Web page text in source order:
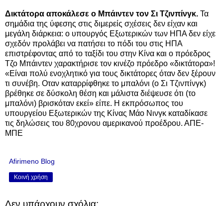
Δικτάτορα αποκάλεσε ο Μπάιντεν τον Σι Τζινπίνγκ. Τα
σημάδια της ύφεσης στις διμερείς σχέσεις δεν είχαν και
μεγάλη διάρκεια: ο υπουργός Εξωτερικών των ΗΠΑ δεν είχε
σχεδόν προλάβει να πατήσει το πόδι του στις ΗΠΑ
επιστρέφοντας από το ταξίδι του στην Κίνα και ο πρόεδρος
Τζο Μπάιντεν χαρακτήρισε τον κινέζο πρόεδρο «δικτάτορα»!
«Είναι πολύ ενοχλητικό για τους δικτάτορες όταν δεν ξέρουν
τι συνέβη. Οταν καταρρίφθηκε το μπαλόνι (ο Σι Τζινπίνγκ)
βρέθηκε σε δύσκολη θέση και μάλιστα διέψευσε ότι (το
μπαλόνι) βρισκόταν εκεί» είπε. Η εκπρόσωπος του
υπουργείου Εξωτερικών της Κίνας Μάο Νινγκ καταδίκασε
τις δηλώσεις του 80χρονου αμερικανού προέδρου. ΑΠΕ-
ΜΠΕ
Afirimeno Blog
Κοινή χρήση
Δεν υπάρχουν σχόλια: